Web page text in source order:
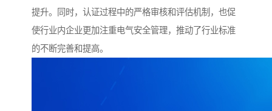
提升。同时，认证过程中的严格审核和评估机制，也促
使行业内企业更加注重电气安全管理，推动了行业标准
的不断完善和提高。